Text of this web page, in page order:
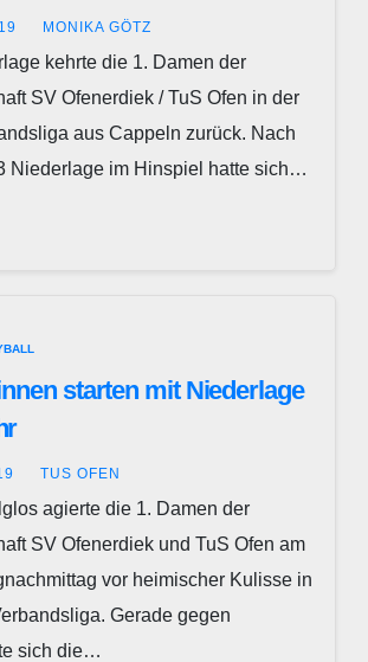
MONIKA GÖTZ
kehrte die 1. Damen der
SV Ofenerdiek / TuS Ofen in der
aus Cappeln zurück. Nach
Niederlage im Hinspiel hatte sich…
starten mit Niederlage
TUS OFEN
agierte die 1. Damen der
SV Ofenerdiek und TuS Ofen am
vor heimischer Kulisse in
Gerade gegen
sich die…